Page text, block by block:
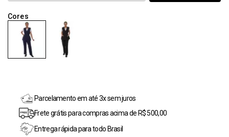
Parcelamento em até 3x sem juros
Frete grátis para compras acima de R$ 500,00
Entrega rápida para todo Brasil